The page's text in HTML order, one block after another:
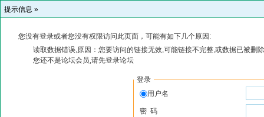
提示信息 »
您没有登录或者您没有权限访问此页面，可能有如下几个原因:
读取数据错误,原因：您要访问的链接无效,可能链接不完整,或数据已被删
您还不是论坛会员,请先登录论坛
登录
用户名
密 码